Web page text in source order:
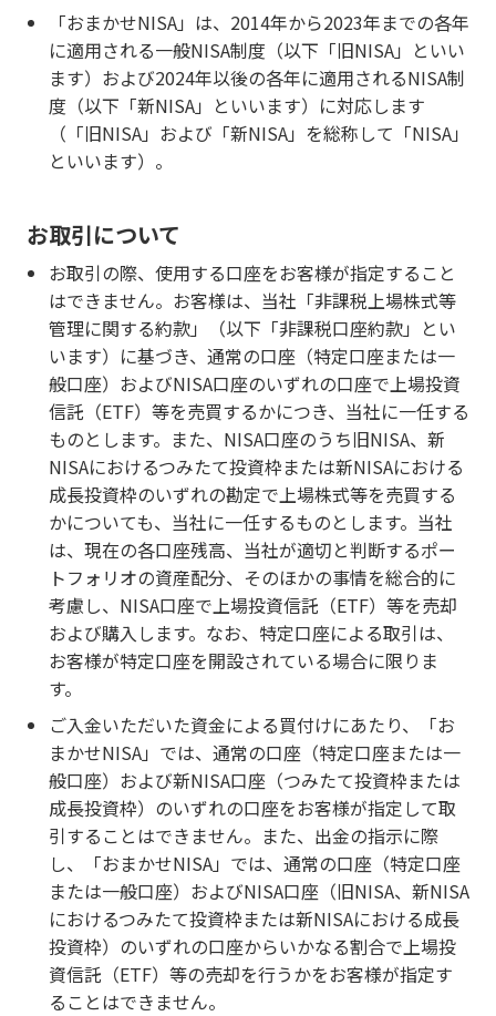
「おまかせNISA」は、2014年から2023年までの各年
に適用される一般NISA制度（以下「旧NISA」といい
ます）および2024年以後の各年に適用されるNISA制
度（以下「新NISA」といいます）に対応します
（「旧NISA」および「新NISA」を総称して「NISA」
といいます）。
お取引について
お取引の際、使用する口座をお客様が指定すること
はできません。お客様は、当社「非課税上場株式等
管理に関する約款」（以下「非課税口座約款」とい
います）に基づき、通常の口座（特定口座または一
般口座）およびNISA口座のいずれの口座で上場投資
信託（ETF）等を売買するかにつき、当社に一任する
ものとします。また、NISA口座のうち旧NISA、新
NISAにおけるつみたて投資枠または新NISAにおける
成長投資枠のいずれの勘定で上場株式等を売買する
かについても、当社に一任するものとします。当社
は、現在の各口座残高、当社が適切と判断するポー
トフォリオの資産配分、そのほかの事情を総合的に
考慮し、NISA口座で上場投資信託（ETF）等を売却
および購入します。なお、特定口座による取引は、
お客様が特定口座を開設されている場合に限りま
す。
ご入金いただいた資金による買付けにあたり、「お
まかせNISA」では、通常の口座（特定口座または一
般口座）および新NISA口座（つみたて投資枠または
成長投資枠）のいずれの口座をお客様が指定して取
引することはできません。また、出金の指示に際
し、「おまかせNISA」では、通常の口座（特定口座
または一般口座）およびNISA口座（旧NISA、新NISA
におけるつみたて投資枠または新NISAにおける成長
投資枠）のいずれの口座からいかなる割合で上場投
資信託（ETF）等の売却を行うかをお客様が指定す
ることはできません。